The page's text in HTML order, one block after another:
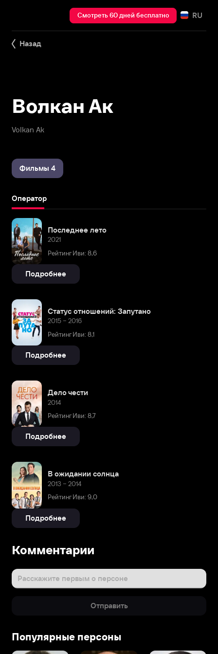
Смотреть 60 дней бесплатно RU
Назад
Volkan Ak
Волкан Ак
Фильмы 4
Оператор
Последнее лето
2021
Рейтинг Иви: 8,6
Подробнее
Статус отношений: Запутано
2015 – 2016
Рейтинг Иви: 8,1
Подробнее
Дело чести
2014
Рейтинг Иви: 8,7
Подробнее
В ожидании солнца
2013 – 2014
Рейтинг Иви: 9,0
Подробнее
Комментарии
Расскажите первым о персоне
Отправить
Популярные персоны